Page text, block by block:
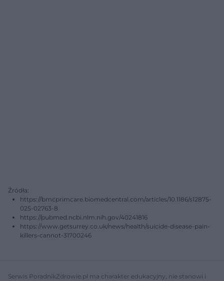
Źródła:
https://bmcprimcare.biomedcentral.com/articles/10.1186/s12875-
025-02763-8
https://pubmed.ncbi.nlm.nih.gov/40241816
https://www.getsurrey.co.uk/news/health/suicide-disease-pain-
killers-cannot-31700246
Serwis PoradnikZdrowie.pl ma charakter edukacyjny, nie stanowi i